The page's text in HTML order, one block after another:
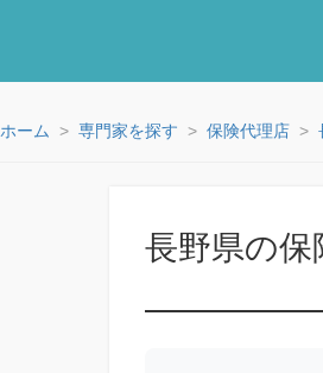
ホーム 専門家を探す 保険代理店
長野県の保